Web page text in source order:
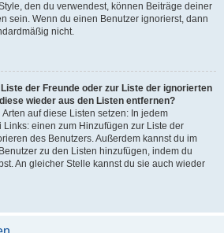
den du verwendest, können Beiträge deiner
sein. Wenn du einen Benutzer ignorierst, dann
nicht.
der Freunde oder zur Liste der ignorierten
wieder aus den Listen entfernen?
auf diese Listen setzen: In jedem
Links: einen zum Hinzufügen zur Liste der
des Benutzers. Außerdem kannst du im
zu den Listen hinzufügen, indem du
An gleicher Stelle kannst du sie auch wieder